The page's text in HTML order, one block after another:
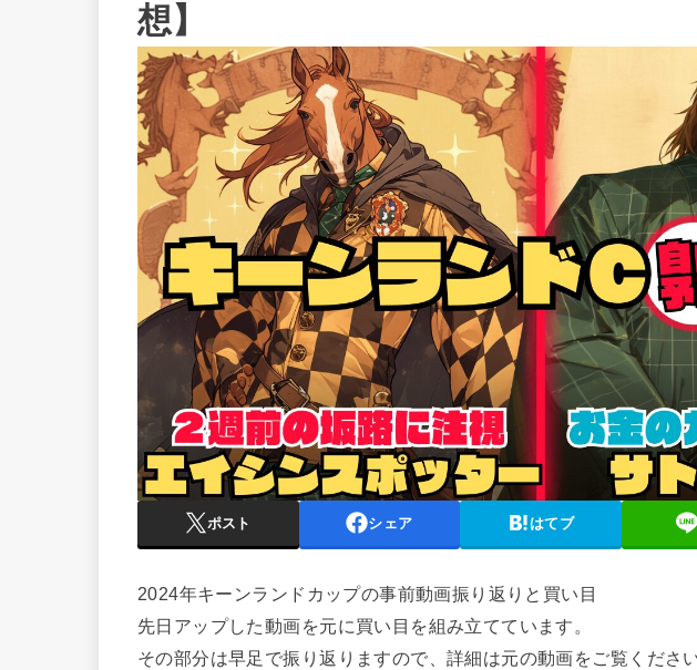
想】
ポスト シェア はてブ
2024年キーンランドカップの事前動画振り返りと買い目
先日アップした動画を元に買い目を組み立てています。
その部分は早足で振り返りますので、詳細は元の動画をご覧ください